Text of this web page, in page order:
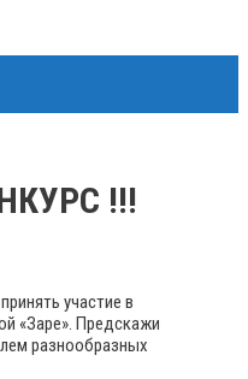
!!!
участие в
«Заре». Предскажи
разнообразных